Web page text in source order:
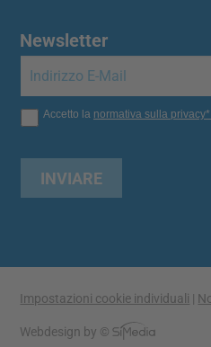
Newsletter
Impostazioni cookie individuali |
Webdesign by ©